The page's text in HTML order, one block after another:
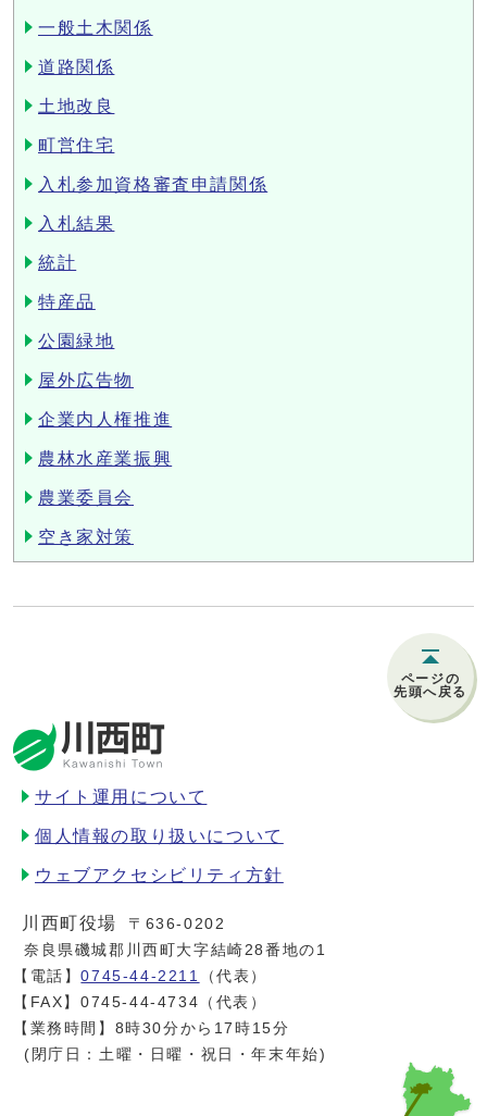
一般土木関係
道路関係
土地改良
町営住宅
入札参加資格審査申請関係
入札結果
統計
特産品
公園緑地
屋外広告物
企業内人権推進
農林水産業振興
農業委員会
空き家対策
ページの
先頭へ戻る
サイト運用について
個人情報の取り扱いについて
ウェブアクセシビリティ方針
川西町役場
〒636-0202
奈良県磯城郡川西町大字結崎28番地の1
【電話】0745-44-2211
（代表）
【FAX】0745-44-4734（代表）
【業務時間】8時30分から17時15分
(閉庁日：土曜・日曜・祝日・年末年始)